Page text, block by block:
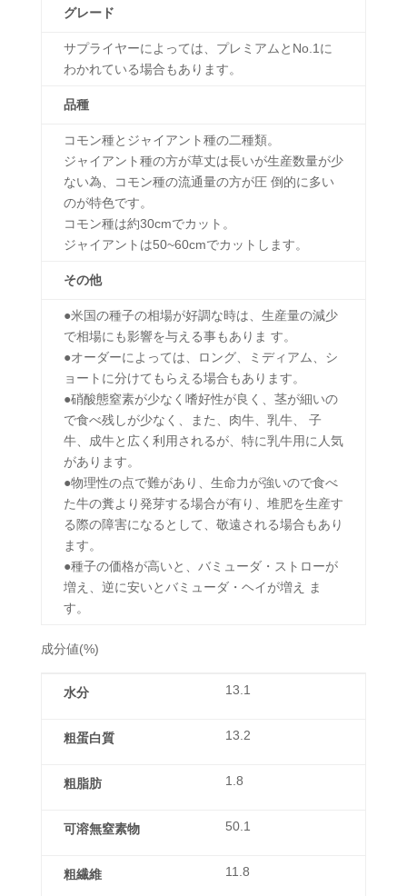
グレード
サプライヤーによっては、プレミアムとNo.1に
わかれている場合もあります。
品種
コモン種とジャイアント種の二種類。
ジャイアント種の方が草丈は長いが生産数量が少
ない為、コモン種の流通量の方が圧 倒的に多い
のが特色です。
コモン種は約30cmでカット。
ジャイアントは50~60cmでカットします。
その他
●米国の種子の相場が好調な時は、生産量の減少
で相場にも影響を与える事もありま す。
●オーダーによっては、ロング、ミディアム、シ
ョートに分けてもらえる場合もあります。
●硝酸態窒素が少なく嗜好性が良く、茎が細いの
で食べ残しが少なく、また、肉牛、乳牛、 子
牛、成牛と広く利用されるが、特に乳牛用に人気
があります。
●物理性の点で難があり、生命力が強いので食べ
た牛の糞より発芽する場合が有り、堆肥を生産す
る際の障害になるとして、敬遠される場合もあり
ます。
●種子の価格が高いと、バミューダ・ストローが
増え、逆に安いとバミューダ・ヘイが増え ま
す。
成分値(%)
水分
粗蛋白質
粗脂肪
可溶無窒素物
粗繊維
13.1
13.2
1.8
50.1
11.8